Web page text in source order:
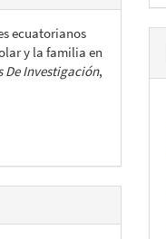
ecuatorianos
y la familia en
De Investigación,